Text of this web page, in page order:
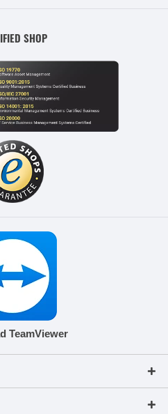
SHOP
TeamViewer